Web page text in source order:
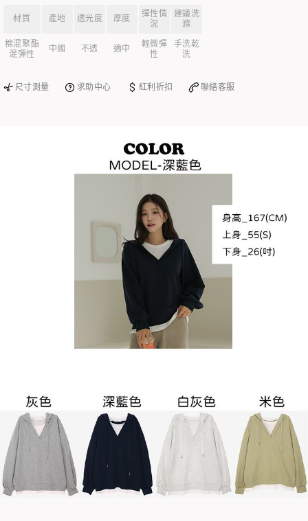
材質 產地 透光度 厚度
彈性情
況
建議洗
滌
棉混聚酯
混彈性
中國 不透 適中
輕微彈
性
手洗乾
洗
尺寸測量 求助中心 紅利折扣 聯絡客服